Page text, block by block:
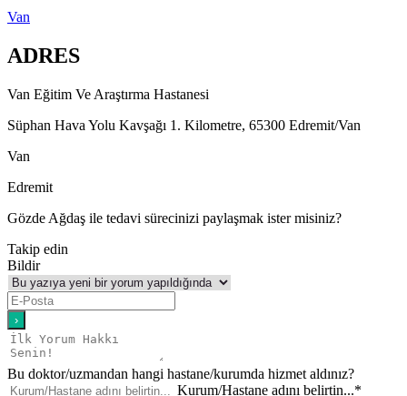
Van
ADRES
Van Eğitim Ve Araştırma Hastanesi
Süphan Hava Yolu Kavşağı 1. Kilometre, 65300 Edremit/Van
Van
Edremit
Gözde Ağdaş ile tedavi sürecinizi paylaşmak ister misiniz?
Takip edin
Bildir
Bu doktor/uzmandan hangi hastane/kurumda hizmet aldınız?
Kurum/Hastane adını belirtin...*